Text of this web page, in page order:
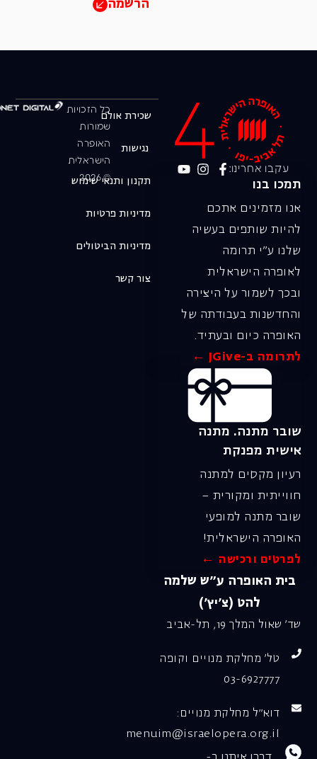
הרשמה
עקבו אחרינו:
תמכו בנו
אנו מזמינים אתכם
להיות שותפים בעשיה
שלנו ע"י תרומה
לאופרה הישראלית
ובכך לשמור על היצירה
והחדשנות בעבודתה של
האופרה כיום ובעתיד.
לתרומה ב-JGive ←
שובר מתנה. מתנה
אישית מפנקת
רעיון מקסים למתנה
חווייתית ומקורית –
שובר מתנה למופעי
האופרה הישראלית!
לפרטים ורכישה ←
בית האופרה ע״ש שלמה
להט (צ׳יץ׳)
שד׳ שאול המלך 19, תל-אביב
טל׳ מחלקת מנויים וקופה
03-6927777
דוא"ל מחלקת מנויים:
menuim@israelopera.org.il
כל הזכויות
שמורות
האופרה
הישראלית
© 2026
שכירת אולם
נגישות
תקנון ותנאי שימוש
מדיניות פרטיות
מדיניות הביטולים
צור קשר